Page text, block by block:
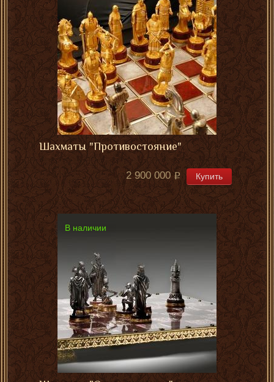
Шахматы "Противостояние"
2 900 000 Купить
В наличии